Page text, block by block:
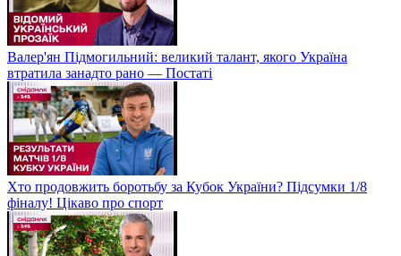
Валер'ян Підмогильний: великий талант, якого Україна
втратила занадто рано — Постаті
Хто продовжить боротьбу за Кубок України? Підсумки 1/8
фіналу! Цікаво про спорт